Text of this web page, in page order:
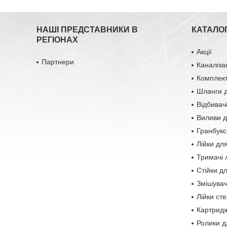
НАШІ ПРЕДСТАВНИКИ В
РЕГІОНАХ
Партнери
Акції
Шланги
Виливи
Лійки
Тримачі
Стійки
Лійки
Ролики